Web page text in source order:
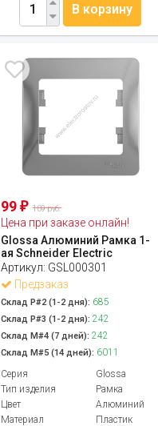
В корзину
99₽ 109 руб.
Цена при заказе онлайн!
Glossa Алюминий Рамка 1-
ая Schneider Electric
Артикул: GSL000301
Предзаказ
Склад Р#2 (1-2 дня): 685
Склад Р#3 (1-2 дня): 242
Склад М#4 (7 дней): 242
Склад М#5 (14 дней): 6011
Серия
Glossa
Тип изделия
Рамка
Цвет
Алюминий
Материал
Пластик